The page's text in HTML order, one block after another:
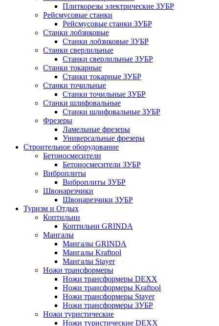
Плиткорезы электрические ЗУБР
Рейсмусовые станки
Рейсмусовые станки ЗУБР
Станки лобзиковые
Станки лобзиковые ЗУБР
Станки сверлильные
Станки сверлильные ЗУБР
Станки токарные
Станки токарные ЗУБР
Станки точильные
Станки точильные ЗУБР
Станки шлифовальные
Станки шлифовальные ЗУБР
Фрезеры
Ламельные фрезеры
Универсальные фрезеры
Строительное оборудование
Бетоносмесители
Бетоносмесители ЗУБР
Виброплиты
Виброплиты ЗУБР
Швонарезчики
Швонарезчики ЗУБР
Туризм и Отдых
Коптильни
Коптильни GRINDA
Мангалы
Мангалы GRINDA
Мангалы Kraftool
Мангалы Stayer
Ножи трансформеры
Ножи трансформеры DEXX
Ножи трансформеры Kraftool
Ножи трансформеры Stayer
Ножи трансформеры ЗУБР
Ножи туристические
Ножи туристические DEXX